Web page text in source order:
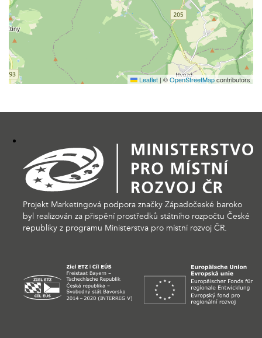
Leaflet | ©OpenStreetMapcontributors
Projekt Marketingová podpora značky Západočeské baroko
byl realizován za přispění prostředků státního rozpočtu České
republiky z programu Ministerstva pro místní rozvoj ČR.